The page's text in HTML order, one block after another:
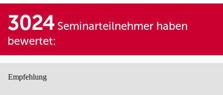
3024Seminarteilnehmer haben
bewertet:
Empfehlung